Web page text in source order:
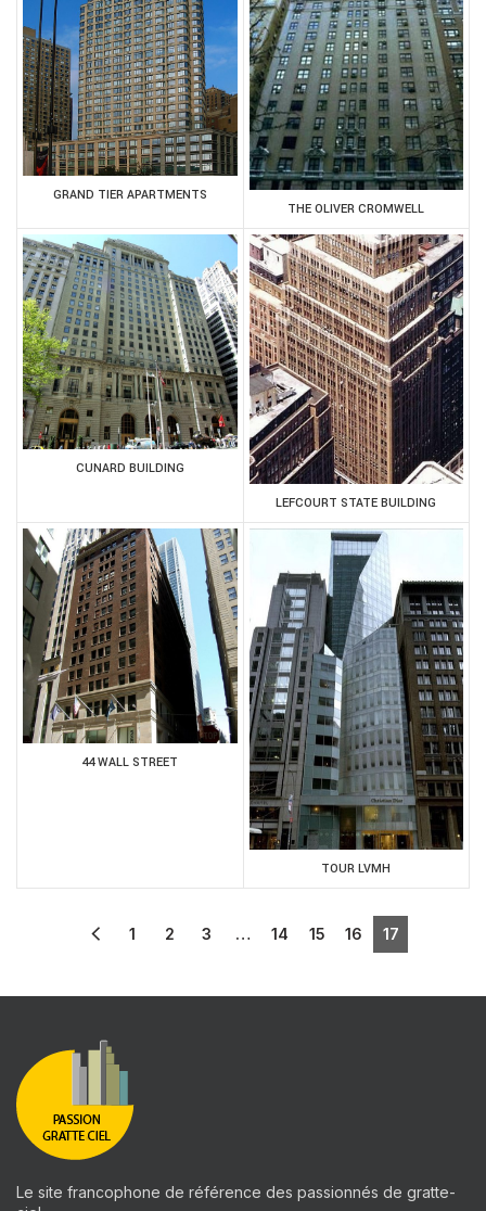
GRAND TIER APARTMENTS
THE OLIVER CROMWELL
CUNARD BUILDING
LEFCOURT STATE BUILDING
44 WALL STREET
TOUR LVMH
1 2 3 … 14 15 16 17
Le site francophone de référence des passionnés de gratte-